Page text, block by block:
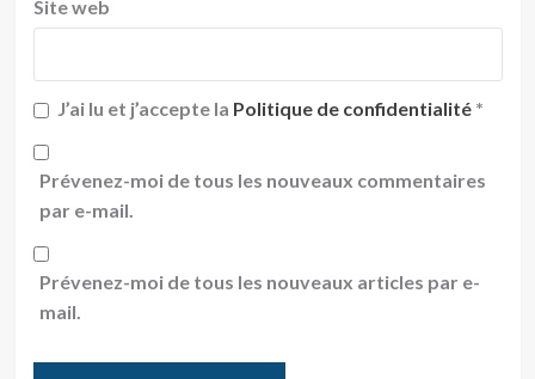
Site web
J’ai lu et j’accepte la Politique de confidentialité *
Prévenez-moi de tous les nouveaux commentaires
par e-mail.
Prévenez-moi de tous les nouveaux articles par e-
mail.